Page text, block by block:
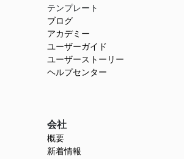
テンプレート
ブログ
アカデミー
ユーザーガイド
ユーザーストーリー
ヘルプセンター
会社
概要
新着情報